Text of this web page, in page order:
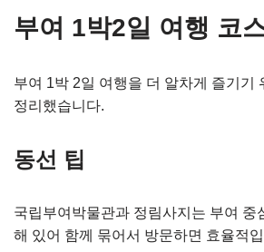
부여 1박2일 여행 코
부여 1박 2일 여행을 더 알차게 즐기기
정리했습니다.
동선 팁
국립부여박물관과 정림사지는 부여 중
해 있어 함께 묶어서 방문하면 효율적